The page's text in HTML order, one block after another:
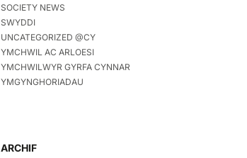
SOCIETY NEWS
SWYDDI
UNCATEGORIZED @CY
YMCHWIL AC ARLOESI
YMCHWILWYR GYRFA CYNNAR
YMGYNGHORIADAU
ARCHIF